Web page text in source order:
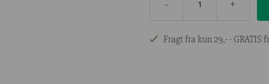
- +
Fragt fra kun 29,- ∙ GRATIS